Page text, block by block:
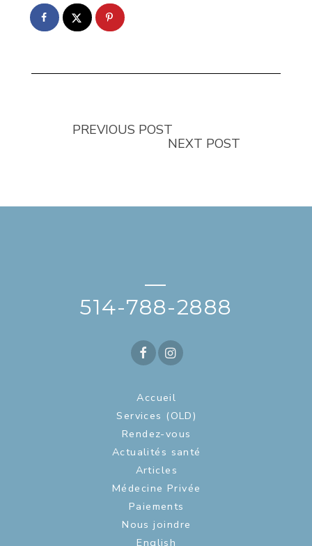
PREVIOUS POST
NEXT POST
—
514-788-2888
Accueil
Services (OLD)
Rendez-vous
Actualités santé
Articles
Médecine Privée
Paiements
Nous joindre
English